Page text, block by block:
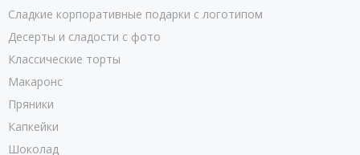
Сладкие корпоративные подарки с логотипом
Десерты и сладости с фото
Классические торты
Макаронс
Пряники
Капкейки
Шоколад